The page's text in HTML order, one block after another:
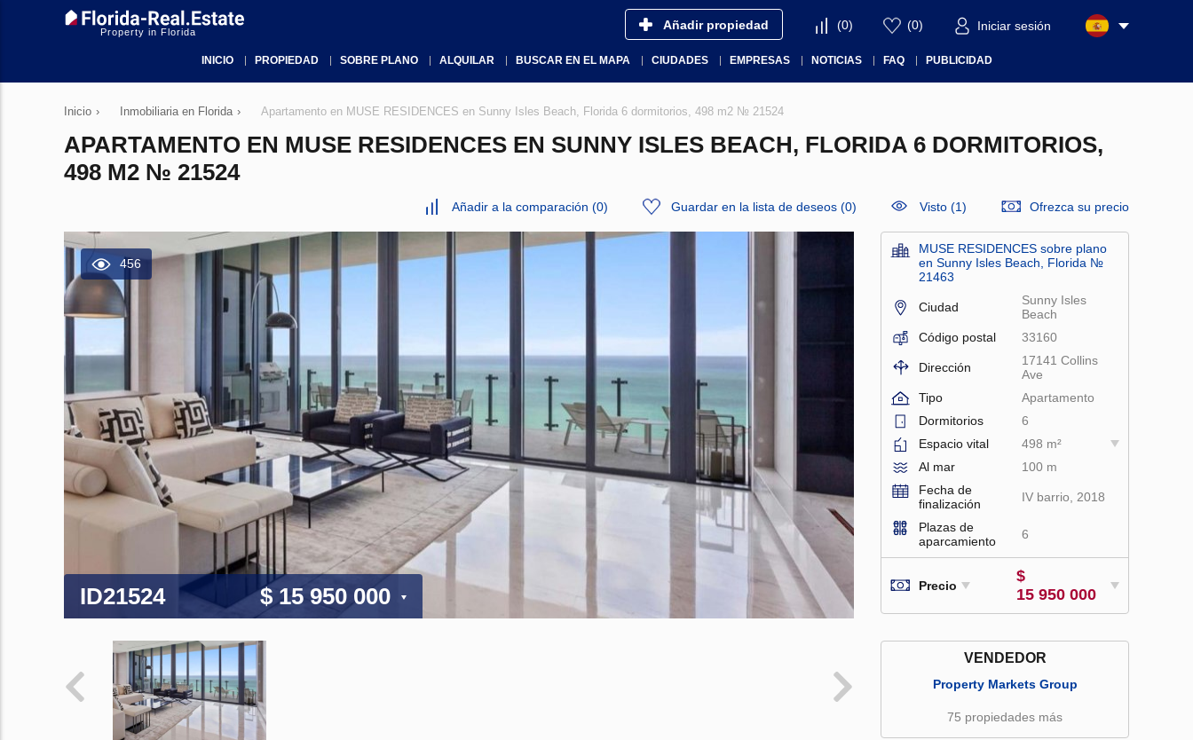
Property in Florida Añadir propiedad (0) (0) Iniciar sesión
INICIO PROPIEDAD SOBRE PLANO ALQUILAR BUSCAR EN EL MAPA CIUDADES EMPRESAS NOTICIAS FAQ PUBLICIDAD
Inicio › Inmobiliaria en Florida › Apartamento en MUSE RESIDENCES en Sunny Isles Beach, Florida 6 dormitorios, 498 m2 № 21524
APARTAMENTO EN MUSE RESIDENCES EN SUNNY ISLES BEACH, FLORIDA 6 DORMITORIOS,
498 M2 № 21524
Añadir a la comparación (0) Guardar en la lista de deseos (0) Visto (1) Ofrezca su precio
456
ID21524 $ 15 950 000
MUSE RESIDENCES sobre plano
en Sunny Isles Beach, Florida №
21463
Ciudad
Sunny Isles
Beach
Código postal
33160
Dirección
17141 Collins
Ave
Tipo
Apartamento
Dormitorios
6
Espacio vital
498 m²
Al mar
100 m
Fecha de
finalización
IV barrio, 2018
Plazas de
aparcamiento
6
Precio
$
15 950 000
VENDEDOR
Property Markets Group
75 propiedades más